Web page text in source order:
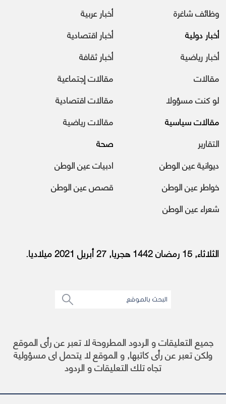
وظائف شاغرة
أخبار عربية
أخبار دولية
أخبار اقتصادية
أخبار رياضية
أخبار ثقافة
مقالات
مقالات إجتماعية
لو كنت مسؤولا
مقالات اقتصادية
مقالات سياسية
مقالات رياضية
التقارير
صحة
ديوانية عين الوطن
ادبيات عين الوطن
خواطر عين الوطن
قصص عين الوطن
شعراء عين الوطن
الثلاثاء, 15 رمضان 1442 هجريا, 27 أبريل 2021 ميلاديا.
جميع التعليقات و الردود المطروحة لا تعبر عن رأى الموقع
ولكن تعبر عن رأى كاتبها, و الموقع لا يتحمل اى مسؤولية
تجاه تلك التعليقات و الردود